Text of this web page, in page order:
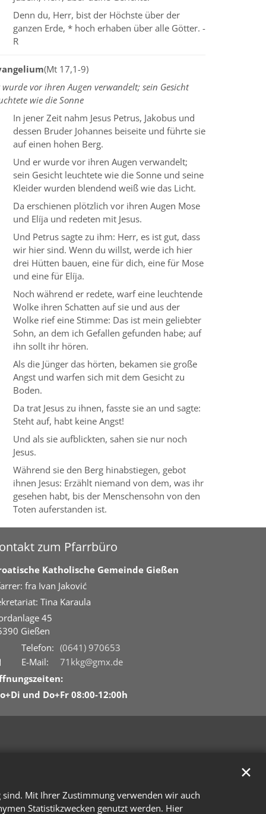
Mit Ihrer Zustimmung verwenden wir auch
Statistikzwecken genutzt werden. Hier
✕
Denn du, Herr, bist der Höchste über der
ganzen Erde, * hoch erhaben über alle Götter. -
R
(Mt 17,1-9)
wurde vor ihren Augen verwandelt; sein Gesicht
wie die Sonne
In jener Zeit nahm Jesus Petrus, Jakobus und
dessen Bruder Johannes beiseite und führte sie
auf einen hohen Berg.
Und er wurde vor ihren Augen verwandelt;
sein Gesicht leuchtete wie die Sonne und seine
Kleider wurden blendend weiß wie das Licht.
Da erschienen plötzlich vor ihren Augen Mose
und Elíja und redeten mit Jesus.
Und Petrus sagte zu ihm: Herr, es ist gut, dass
wir hier sind. Wenn du willst, werde ich hier
drei Hütten bauen, eine für dich, eine für Mose
und eine für Elíja.
Noch während er redete, warf eine leuchtende
Wolke ihren Schatten auf sie und aus der
Wolke rief eine Stimme: Das ist mein geliebter
Sohn, an dem ich Gefallen gefunden habe; auf
ihn sollt ihr hören.
Als die Jünger das hörten, bekamen sie große
Angst und warfen sich mit dem Gesicht zu
Boden.
Da trat Jesus zu ihnen, fasste sie an und sagte:
Steht auf, habt keine Angst!
Und als sie aufblickten, sahen sie nur noch
Jesus.
Während sie den Berg hinabstiegen, gebot
ihnen Jesus: Erzählt niemand von dem, was ihr
gesehen habt, bis der Menschensohn von den
Toten auferstanden ist.
zum Pfarrbüro
Katholische Gemeinde Gießen
fra Ivan Jaković
Tina Karaula
45
Gießen
Telefon: (0641) 970653
E-Mail:
71kkg@gmx.de
und Do+Fr 08:00-12:00h